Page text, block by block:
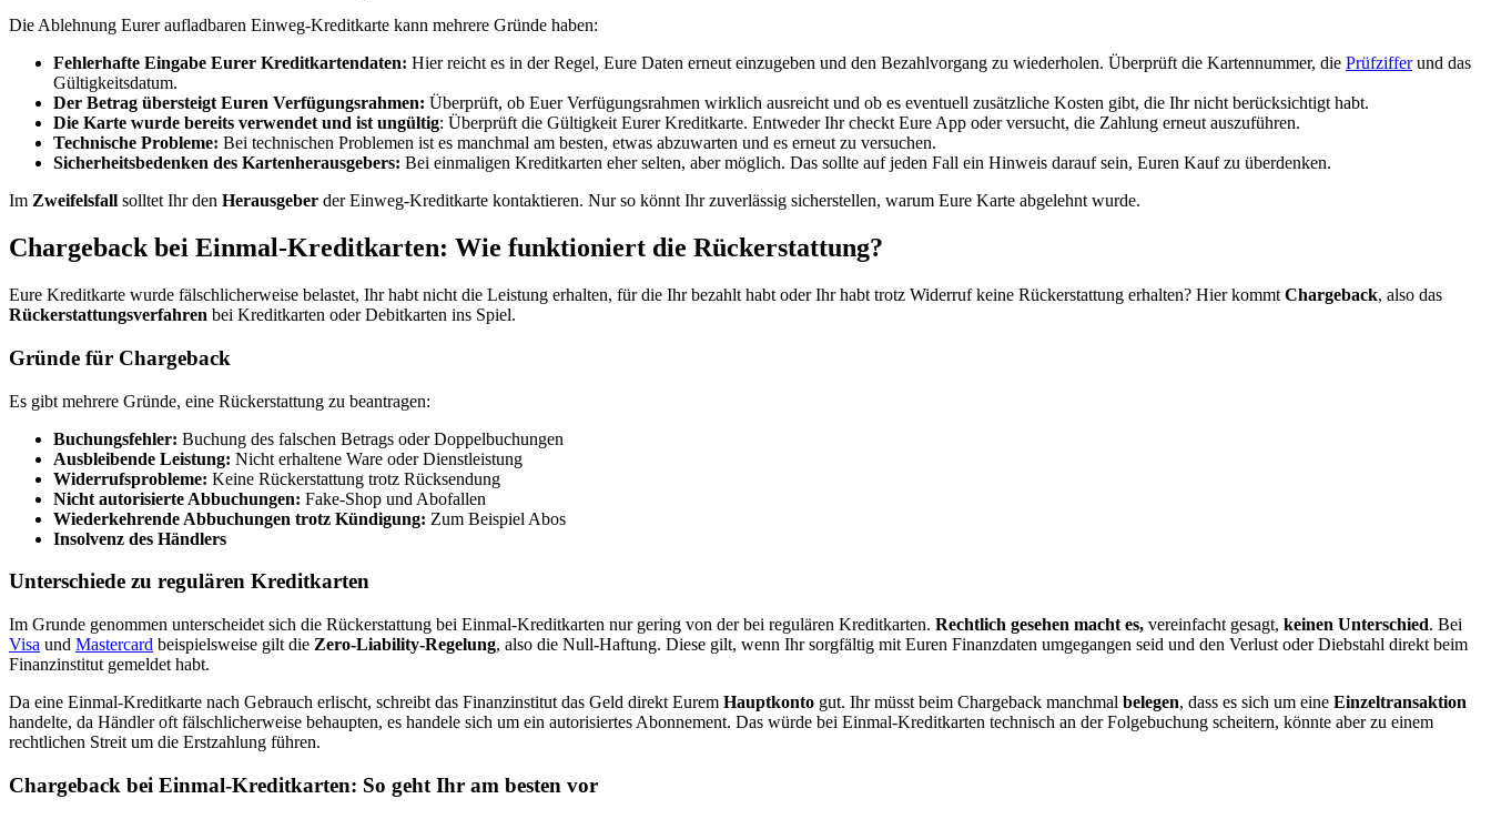
Die Ablehnung Eurer aufladbaren Einweg-Kreditkarte kann mehrere Gründe haben:
Fehlerhafte Eingabe Eurer Kreditkartendaten: Hier reicht es in der Regel, Eure Daten erneut einzugeben und den Bezahlvorgang zu wiederholen. Überprüft die Kartennummer, die Prüfzifferund das
Gültigkeitsdatum.
Der Betrag übersteigt Euren Verfügungsrahmen: Überprüft, ob Euer Verfügungsrahmen wirklich ausreicht und ob es eventuell zusätzliche Kosten gibt, die Ihr nicht berücksichtigt habt.
Die Karte wurde bereits verwendet und ist ungültig: Überprüft die Gültigkeit Eurer Kreditkarte. Entweder Ihr checkt Eure App oder versucht, die Zahlung erneut auszuführen.
Technische Probleme: Bei technischen Problemen ist es manchmal am besten, etwas abzuwarten und es erneut zu versuchen.
Sicherheitsbedenken des Kartenherausgebers: Bei einmaligen Kreditkarten eher selten, aber möglich. Das sollte auf jeden Fall ein Hinweis darauf sein, Euren Kauf zu überdenken.
Im Zweifelsfall solltet Ihr den Herausgeber der Einweg-Kreditkarte kontaktieren. Nur so könnt Ihr zuverlässig sicherstellen, warum Eure Karte abgelehnt wurde.
Chargeback bei Einmal-Kreditkarten: Wie funktioniert die Rückerstattung?
Eure Kreditkarte wurde fälschlicherweise belastet, Ihr habt nicht die Leistung erhalten, für die Ihr bezahlt habt oder Ihr habt trotz Widerruf keine Rückerstattung erhalten? Hier kommt Chargeback, also das
Rückerstattungsverfahren bei Kreditkarten oder Debitkarten ins Spiel.
Gründe für Chargeback
Es gibt mehrere Gründe, eine Rückerstattung zu beantragen:
Buchungsfehler: Buchung des falschen Betrags oder Doppelbuchungen
Ausbleibende Leistung: Nicht erhaltene Ware oder Dienstleistung
Widerrufsprobleme: Keine Rückerstattung trotz Rücksendung
Nicht autorisierte Abbuchungen: Fake-Shop und Abofallen
Wiederkehrende Abbuchungen trotz Kündigung: Zum Beispiel Abos
Insolvenz des Händlers
Unterschiede zu regulären Kreditkarten
Im Grunde genommen unterscheidet sich die Rückerstattung bei Einmal-Kreditkarten nur gering von der bei regulären Kreditkarten. Rechtlich gesehen macht es, vereinfacht gesagt, keinen Unterschied. Bei
Visa und Mastercard beispielsweise gilt die Zero-Liability-Regelung, also die Null-Haftung. Diese gilt, wenn Ihr sorgfältig mit Euren Finanzdaten umgegangen seid und den Verlust oder Diebstahl direkt beim
Finanzinstitut gemeldet habt.
Da eine Einmal-Kreditkarte nach Gebrauch erlischt, schreibt das Finanzinstitut das Geld direkt Eurem Hauptkonto gut. Ihr müsst beim Chargeback manchmal belegen, dass es sich um eine Einzeltransaktion
handelte, da Händler oft fälschlicherweise behaupten, es handele sich um ein autorisiertes Abonnement. Das würde bei Einmal-Kreditkarten technisch an der Folgebuchung scheitern, könnte aber zu einem
rechtlichen Streit um die Erstzahlung führen.
Chargeback bei Einmal-Kreditkarten: So geht Ihr am besten vor